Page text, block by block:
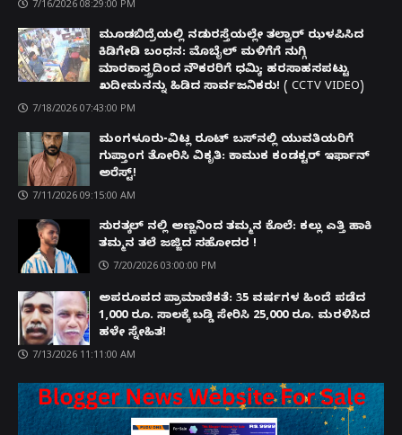
7/16/2026 08:29:00 PM
ಮೂಡಬಿದ್ರೆಯಲ್ಲಿ ನಡುರಸ್ತೆಯಲ್ಲೇ ತಲ್ವಾರ್ ಝಳಪಿಸಿದ
ಕಿಡಿಗೇಡಿ ಬಂಧನ: ಮೊಬೈಲ್ ಮಳಿಗೆಗೆ ನುಗ್ಗಿ
ಮಾರಕಾಸ್ತ್ರದಿಂದ ನೌಕರರಿಗೆ ಧಮ್ಕಿ; ಹರಸಾಹಸಪಟ್ಟು
ಖದೀಮನನ್ನು ಹಿಡಿದ ಸಾರ್ವಜನಿಕರು! ( CCTV VIDEO)
7/18/2026 07:43:00 PM
ಮಂಗಳೂರು-ವಿಟ್ಲ ರೂಟ್ ಬಸ್‌ನಲ್ಲಿ ಯುವತಿಯರಿಗೆ
ಗುಪ್ತಾಂಗ ತೋರಿಸಿ ವಿಕೃತಿ: ಕಾಮುಕ ಕಂಡಕ್ಟರ್ ಇರ್ಫಾನ್
ಅರೆಸ್ಟ್!
7/11/2026 09:15:00 AM
ಸುರತ್ಕಲ್ ನಲ್ಲಿ ಅಣ್ಣನಿಂದ ತಮ್ಮನ ಕೊಲೆ: ಕಲ್ಲು ಎತ್ತಿ ಹಾಕಿ
ತಮ್ಮನ ತಲೆ ಜಜ್ಜಿದ ಸಹೋದರ !
7/20/2026 03:00:00 PM
ಅಪರೂಪದ ಪ್ರಾಮಾಣಿಕತೆ: 35 ವರ್ಷಗಳ ಹಿಂದೆ ಪಡೆದ
1,000 ರೂ. ಸಾಲಕ್ಕೆ ಬಡ್ಡಿ ಸೇರಿಸಿ 25,000 ರೂ. ಮರಳಿಸಿದ
ಹಳೇ ಸ್ನೇಹಿತ!
7/13/2026 11:11:00 AM